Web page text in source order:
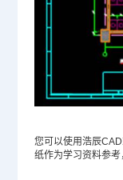
您可以使用浩辰
纸作为学习资料参考